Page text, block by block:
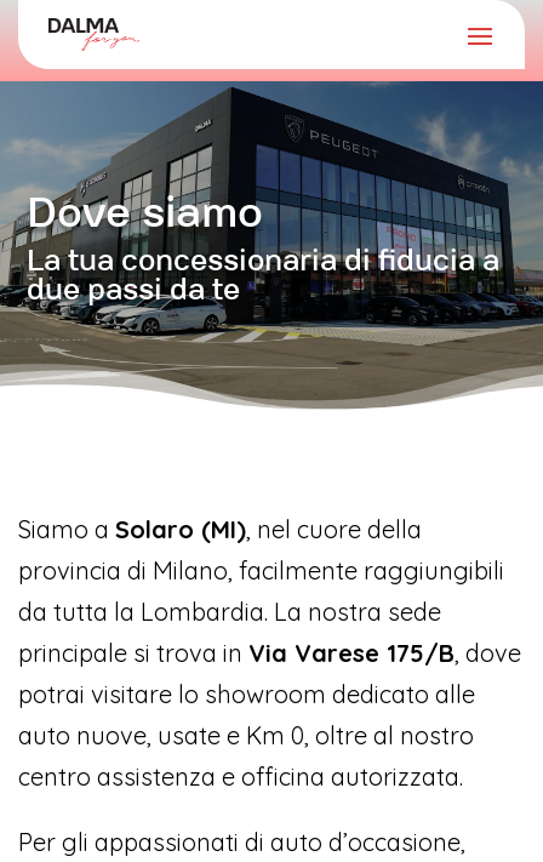
Dove siamo
La tua concessionaria di fiducia a
due passi da te
Siamo a Solaro (MI), nel cuore della
provincia di Milano, facilmente raggiungibili
da tutta la Lombardia. La nostra sede
principale si trova in Via Varese 175/B, dove
potrai visitare lo showroom dedicato alle
auto nuove, usate e Km 0, oltre al nostro
centro assistenza e officina autorizzata.
Per gli appassionati di auto d’occasione,